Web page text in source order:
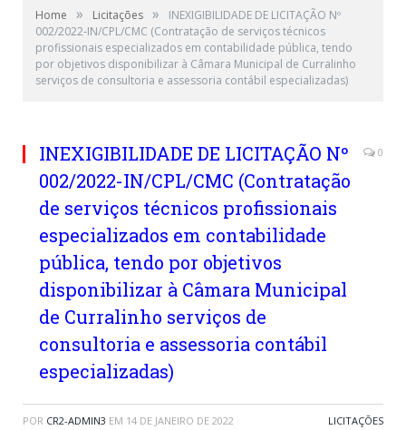
Home » Licitações »
INEXIGIBILIDADE DE LICITAÇÃO Nº
002/2022-IN/CPL/CMC (Contratação de serviços técnicos
profissionais especializados em contabilidade pública, tendo
por objetivos disponibilizar à Câmara Municipal de Curralinho
serviços de consultoria e assessoria contábil especializadas)
INEXIGIBILIDADE DE LICITAÇÃO Nº
002/2022-IN/CPL/CMC (Contratação
de serviços técnicos profissionais
especializados em contabilidade
pública, tendo por objetivos
disponibilizar à Câmara Municipal
de Curralinho serviços de
consultoria e assessoria contábil
especializadas)
0
POR CR2-ADMIN3 EM 14 DE JANEIRO DE 2022 LICITAÇÕES